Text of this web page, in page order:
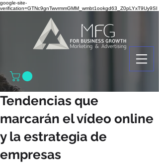
google-site-
verification=GTNc9gnTwvrmmGMM_wmbt1ookgd63_Z0pLYxT9Uy9SI
Tendencias que
marcarán el vídeo online
y la estrategia de
empresas